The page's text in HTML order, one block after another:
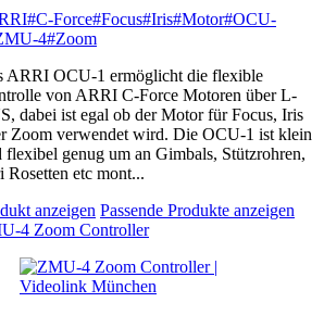
#C-Force#Focus#Iris#Motor#OCU-
4#Zoom
ARRI OCU-1 ermöglicht die flexible
von ARRI C-Force Motoren über L-
dabei ist egal ob der Motor für Focus, Iris
Zoom verwendet wird. Die OCU-1 ist klein
flexibel genug um an Gimbals, Stützrohren,
Rosetten etc mont...
anzeigen Passende Produkte anzeigen
4 Zoom Controller